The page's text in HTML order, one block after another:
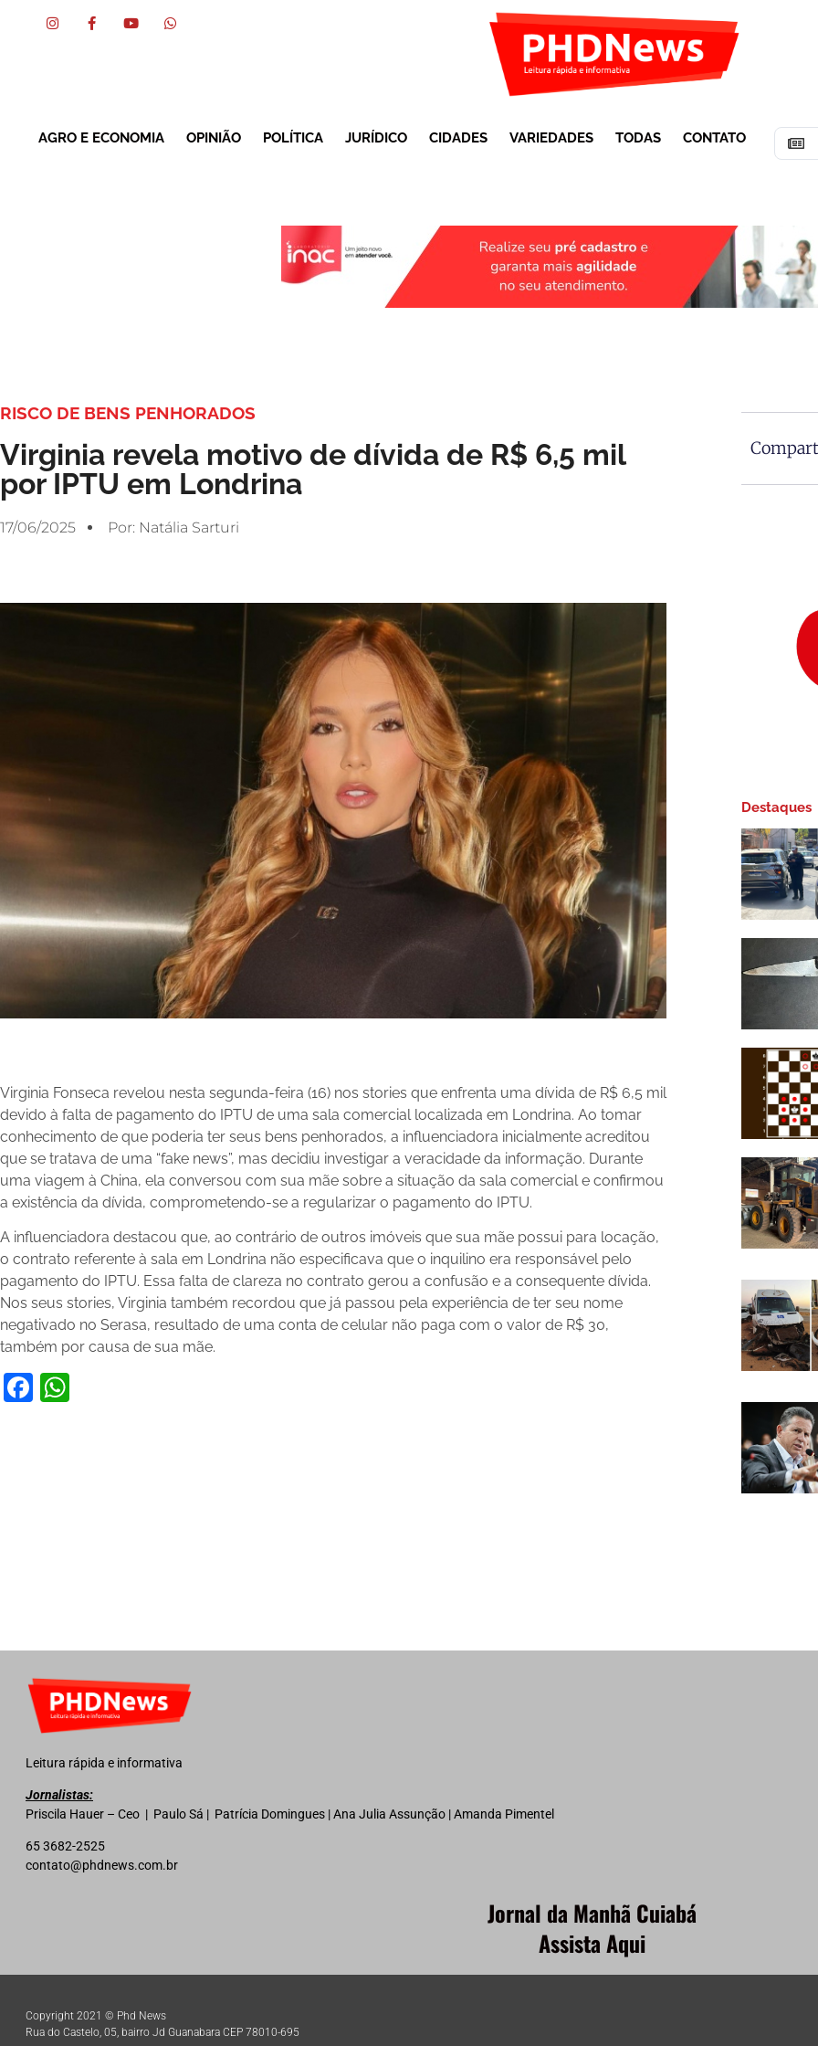
AGRO E ECONOMIA OPINIÃO POLÍTICA JURÍDICO CIDADES VARIEDADES TODAS CONTATO
RISCO DE BENS PENHORADOS
Virginia revela motivo de dívida de R$ 6,5 mil
por IPTU em Londrina
17/06/2025 Por: Natália Sarturi
Virginia Fonseca revelou nesta segunda-feira (16) nos stories que enfrenta uma dívida de R$ 6,5 mil
devido à falta de pagamento do IPTU de uma sala comercial localizada em Londrina. Ao tomar
conhecimento de que poderia ter seus bens penhorados, a influenciadora inicialmente acreditou
que se tratava de uma “fake news”, mas decidiu investigar a veracidade da informação. Durante
uma viagem à China, ela conversou com sua mãe sobre a situação da sala comercial e confirmou
a existência da dívida, comprometendo-se a regularizar o pagamento do IPTU.
A influenciadora destacou que, ao contrário de outros imóveis que sua mãe possui para locação,
o contrato referente à sala em Londrina não especificava que o inquilino era responsável pelo
pagamento do IPTU. Essa falta de clareza no contrato gerou a confusão e a consequente dívida.
Nos seus stories, Virginia também recordou que já passou pela experiência de ter seu nome
negativado no Serasa, resultado de uma conta de celular não paga com o valor de R$ 30,
também por causa de sua mãe.
Facebook
Destaques
Leitura rápida e informativa
Jornalistas:
Priscila Hauer – Ceo | Paulo Sá | Patrícia Domingues | Ana Julia Assunção | Amanda Pimentel
65 3682-2525
contato@phdnews.com.br
Jornal da Manhã Cuiabá
Assista Aqui
Copyright 2021 © Phd News
Rua do Castelo, 05, bairro Jd Guanabara CEP 78010-695